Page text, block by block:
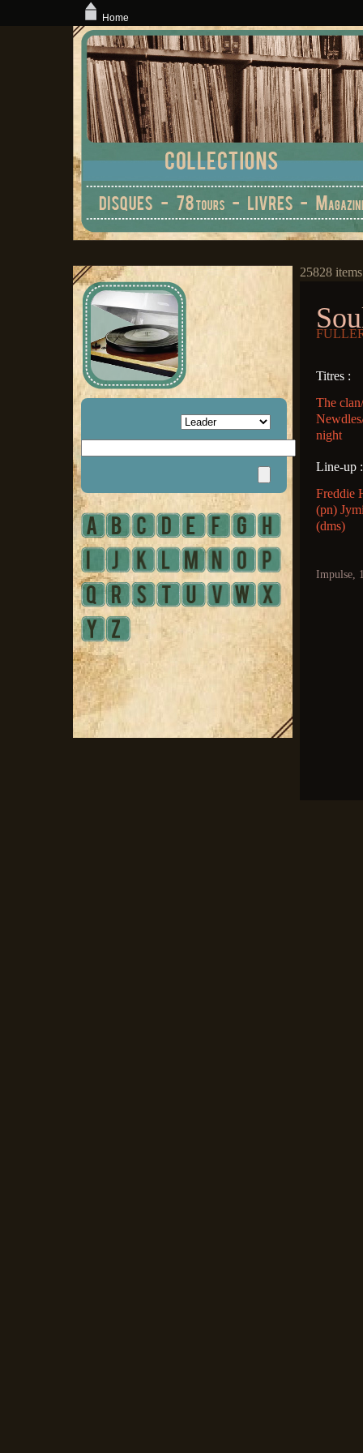
25828 items
Titres :
The
night
Line-up :
Freddie
(pn)
(dms)
Impulse,
Home